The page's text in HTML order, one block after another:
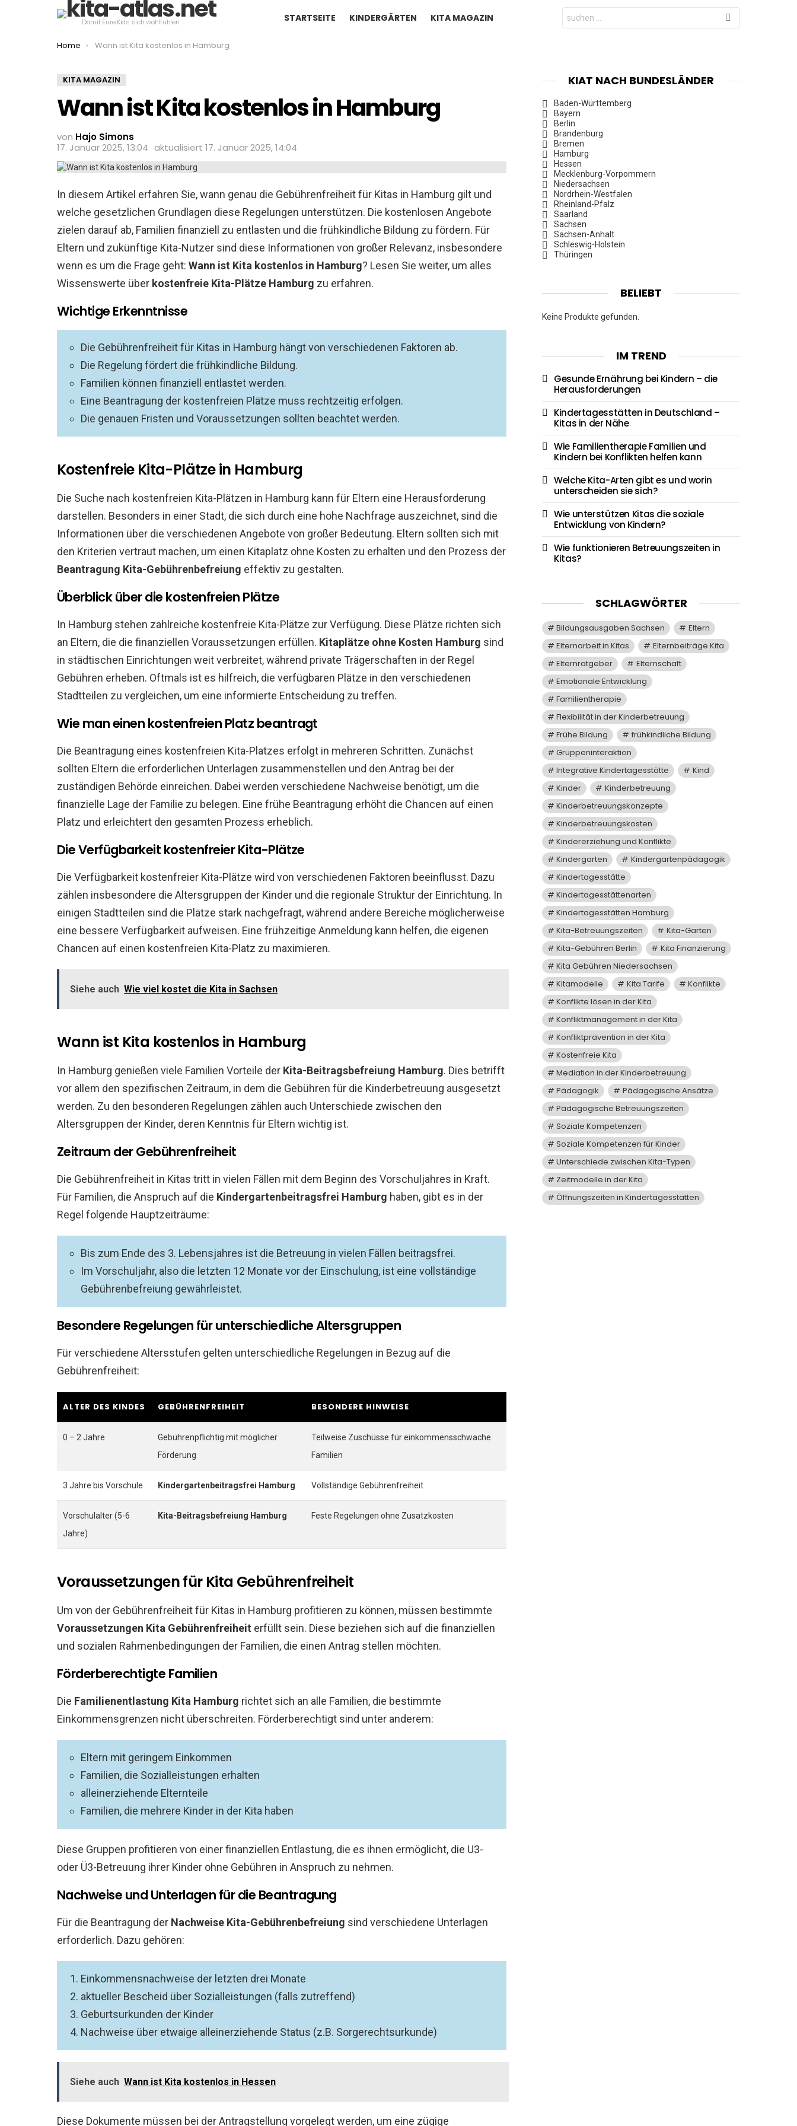
Damit Eure Kids sich wohlfühlen STARTSEITE KINDERGÄRTEN KITA MAGAZIN
Search
for:
You are here:
Home Wann ist Kita kostenlos in Hamburg
KITA MAGAZIN
Wann ist Kita kostenlos in Hamburg
von Hajo Simons
17. Januar 2025, 13:04 aktualisiert 17. Januar 2025, 14:04
In diesem Artikel erfahren Sie, wann genau die Gebührenfreiheit für Kitas in Hamburg gilt und
welche gesetzlichen Grundlagen diese Regelungen unterstützen. Die kostenlosen Angebote
zielen darauf ab, Familien finanziell zu entlasten und die frühkindliche Bildung zu fördern. Für
Eltern und zukünftige Kita-Nutzer sind diese Informationen von großer Relevanz, insbesondere
wenn es um die Frage geht: Wann ist Kita kostenlos in Hamburg? Lesen Sie weiter, um alles
Wissenswerte über kostenfreie Kita-Plätze Hamburg zu erfahren.
Wichtige Erkenntnisse
Die Gebührenfreiheit für Kitas in Hamburg hängt von verschiedenen Faktoren ab.
Die Regelung fördert die frühkindliche Bildung.
Familien können finanziell entlastet werden.
Eine Beantragung der kostenfreien Plätze muss rechtzeitig erfolgen.
Die genauen Fristen und Voraussetzungen sollten beachtet werden.
Kostenfreie Kita-Plätze in Hamburg
Die Suche nach kostenfreien Kita-Plätzen in Hamburg kann für Eltern eine Herausforderung
darstellen. Besonders in einer Stadt, die sich durch eine hohe Nachfrage auszeichnet, sind die
Informationen über die verschiedenen Angebote von großer Bedeutung. Eltern sollten sich mit
den Kriterien vertraut machen, um einen Kitaplatz ohne Kosten zu erhalten und den Prozess der
Beantragung Kita-Gebührenbefreiung effektiv zu gestalten.
Überblick über die kostenfreien Plätze
In Hamburg stehen zahlreiche kostenfreie Kita-Plätze zur Verfügung. Diese Plätze richten sich
an Eltern, die die finanziellen Voraussetzungen erfüllen. Kitaplätze ohne Kosten Hamburg sind
in städtischen Einrichtungen weit verbreitet, während private Trägerschaften in der Regel
Gebühren erheben. Oftmals ist es hilfreich, die verfügbaren Plätze in den verschiedenen
Stadtteilen zu vergleichen, um eine informierte Entscheidung zu treffen.
Wie man einen kostenfreien Platz beantragt
Die Beantragung eines kostenfreien Kita-Platzes erfolgt in mehreren Schritten. Zunächst
sollten Eltern die erforderlichen Unterlagen zusammenstellen und den Antrag bei der
zuständigen Behörde einreichen. Dabei werden verschiedene Nachweise benötigt, um die
finanzielle Lage der Familie zu belegen. Eine frühe Beantragung erhöht die Chancen auf einen
Platz und erleichtert den gesamten Prozess erheblich.
Die Verfügbarkeit kostenfreier Kita-Plätze
Die Verfügbarkeit kostenfreier Kita-Plätze wird von verschiedenen Faktoren beeinflusst. Dazu
zählen insbesondere die Altersgruppen der Kinder und die regionale Struktur der Einrichtung. In
einigen Stadtteilen sind die Plätze stark nachgefragt, während andere Bereiche möglicherweise
eine bessere Verfügbarkeit aufweisen. Eine frühzeitige Anmeldung kann helfen, die eigenen
Chancen auf einen kostenfreien Kita-Platz zu maximieren.
Siehe auch Wie viel kostet die Kita in Sachsen
Wann ist Kita kostenlos in Hamburg
In Hamburg genießen viele Familien Vorteile der Kita-Beitragsbefreiung Hamburg. Dies betrifft
vor allem den spezifischen Zeitraum, in dem die Gebühren für die Kinderbetreuung ausgesetzt
werden. Zu den besonderen Regelungen zählen auch Unterschiede zwischen den
Altersgruppen der Kinder, deren Kenntnis für Eltern wichtig ist.
Zeitraum der Gebührenfreiheit
Die Gebührenfreiheit in Kitas tritt in vielen Fällen mit dem Beginn des Vorschuljahres in Kraft.
Für Familien, die Anspruch auf die Kindergartenbeitragsfrei Hamburg haben, gibt es in der
Regel folgende Hauptzeiträume:
Bis zum Ende des 3. Lebensjahres ist die Betreuung in vielen Fällen beitragsfrei.
Im Vorschuljahr, also die letzten 12 Monate vor der Einschulung, ist eine vollständige
Gebührenbefreiung gewährleistet.
Besondere Regelungen für unterschiedliche Altersgruppen
Für verschiedene Altersstufen gelten unterschiedliche Regelungen in Bezug auf die
Gebührenfreiheit:
ALTER DES KINDES GEBÜHRENFREIHEIT BESONDERE HINWEISE
0 – 2 Jahre
Gebührenpflichtig mit möglicher
Förderung
Teilweise Zuschüsse für einkommensschwache
Familien
3 Jahre bis Vorschule Kindergartenbeitragsfrei Hamburg Vollständige Gebührenfreiheit
Vorschulalter (5-6
Jahre)
Kita-Beitragsbefreiung Hamburg Feste Regelungen ohne Zusatzkosten
Voraussetzungen für Kita Gebührenfreiheit
Um von der Gebührenfreiheit für Kitas in Hamburg profitieren zu können, müssen bestimmte
Voraussetzungen Kita Gebührenfreiheit erfüllt sein. Diese beziehen sich auf die finanziellen
und sozialen Rahmenbedingungen der Familien, die einen Antrag stellen möchten.
Förderberechtigte Familien
Die Familienentlastung Kita Hamburg richtet sich an alle Familien, die bestimmte
Einkommensgrenzen nicht überschreiten. Förderberechtigt sind unter anderem:
Eltern mit geringem Einkommen
Familien, die Sozialleistungen erhalten
alleinerziehende Elternteile
Familien, die mehrere Kinder in der Kita haben
Diese Gruppen profitieren von einer finanziellen Entlastung, die es ihnen ermöglicht, die U3-
oder Ü3-Betreuung ihrer Kinder ohne Gebühren in Anspruch zu nehmen.
Nachweise und Unterlagen für die Beantragung
Für die Beantragung der Nachweise Kita-Gebührenbefreiung sind verschiedene Unterlagen
erforderlich. Dazu gehören:
Einkommensnachweise der letzten drei Monate
aktueller Bescheid über Sozialleistungen (falls zutreffend)
Geburtsurkunden der Kinder
Nachweise über etwaige alleinerziehende Status (z.B. Sorgerechtsurkunde)
Siehe auch Wann ist Kita kostenlos in Hessen
Diese Dokumente müssen bei der Antragstellung vorgelegt werden, um eine zügige
KIAT NACH BUNDESLÄNDER
Baden-Württemberg
Bayern
Berlin
Brandenburg
Bremen
Hamburg
Hessen
Mecklenburg-Vorpommern
Niedersachsen
Nordrhein-Westfalen
Rheinland-Pfalz
Saarland
Sachsen
Sachsen-Anhalt
Schleswig-Holstein
Thüringen
BELIEBT
Keine Produkte gefunden.
IM TREND
Gesunde Ernährung bei Kindern – die
Herausforderungen
Kindertagesstätten in Deutschland –
Kitas in der Nähe
Wie Familientherapie Familien und
Kindern bei Konflikten helfen kann
Welche Kita-Arten gibt es und worin
unterscheiden sie sich?
Wie unterstützen Kitas die soziale
Entwicklung von Kindern?
Wie funktionieren Betreuungszeiten in
Kitas?
SCHLAGWÖRTER
Bildungsausgaben Sachsen
Eltern
Elternarbeit in Kitas
Elternbeiträge Kita
Elternratgeber
Elternschaft
Emotionale Entwicklung
Familientherapie
Flexibilität in der Kinderbetreuung
Frühe Bildung
frühkindliche Bildung
Gruppeninteraktion
Integrative Kindertagesstätte
Kind
Kinder
Kinderbetreuung
Kinderbetreuungskonzepte
Kinderbetreuungskosten
Kindererziehung und Konflikte
Kindergarten
Kindergartenpädagogik
Kindertagesstätte
Kindertagesstättenarten
Kindertagesstätten Hamburg
Kita-Betreuungszeiten
Kita-Garten
Kita-Gebühren Berlin
Kita Finanzierung
Kita Gebühren Niedersachsen
Kitamodelle
Kita Tarife
Konflikte
Konflikte lösen in der Kita
Konfliktmanagement in der Kita
Konfliktprävention in der Kita
Kostenfreie Kita
Mediation in der Kinderbetreuung
Pädagogik
Pädagogische Ansätze
Pädagogische Betreuungszeiten
Soziale Kompetenzen
Soziale Kompetenzen für Kinder
Unterschiede zwischen Kita-Typen
Zeitmodelle in der Kita
Öffnungszeiten in Kindertagesstätten